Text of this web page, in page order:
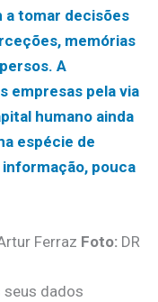
a tomar decisões
memórias
A
empresas pela via
humano ainda
espécie de
pouca
Ferraz Foto: DR
seus dados